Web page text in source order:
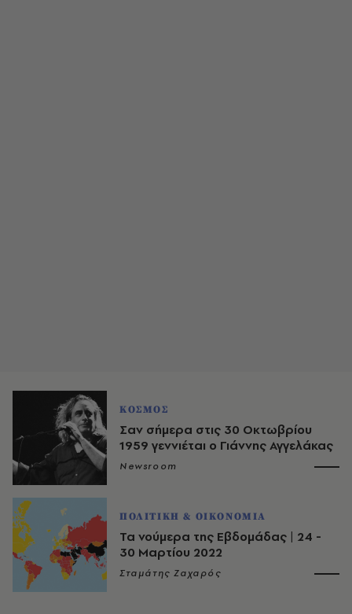
ΚΟΣΜΟΣ
Σαν σήμερα στις 30 Οκτωβρίου
1959 γεννιέται ο Γιάννης Αγγελάκας
Newsroom
ΠΟΛΙΤΙΚΗ & ΟΙΚΟΝΟΜΙΑ
Τα νούμερα της Εβδομάδας | 24 -
30 Μαρτίου 2022
Σταμάτης Ζαχαρός